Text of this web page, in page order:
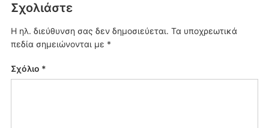
Σχολιάστε
Η ηλ. διεύθυνση σας δεν δημοσιεύεται. Τα υποχρεωτικά
πεδία σημειώνονται με *
Σχόλιο *